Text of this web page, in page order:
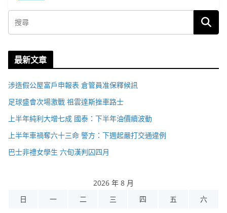
最新文章
涉造假公屋富戶申報表 倉管員准保釋候訊
足球盛會次場激戰 祖雲達斯挫車路士
上半年純利大增七成 國泰：下半年油價續波動
上半年車禍奪六十三命 警方：下週起嚴打交通違例
巴士非禮女學生 六旬漢判囚四月
2026 年 8 月
日
一 二 三 四 五 六